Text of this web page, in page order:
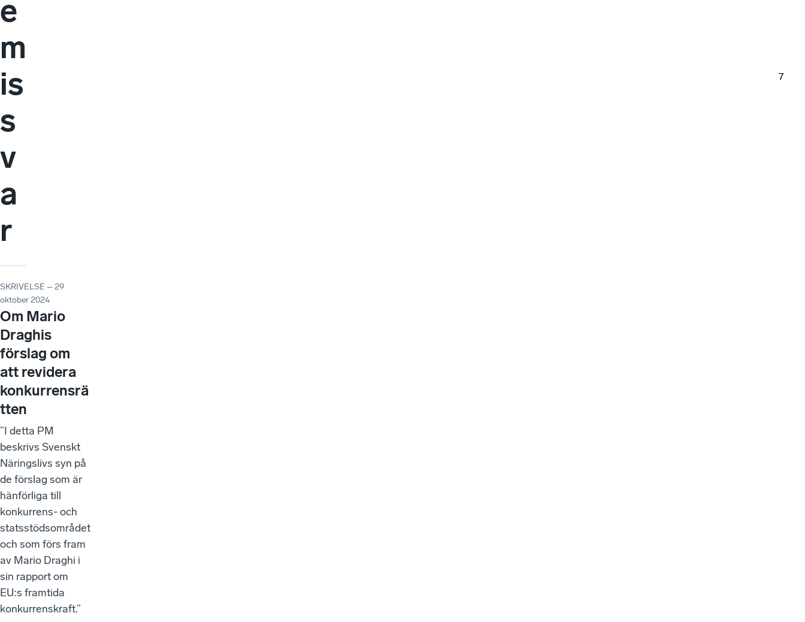
e
m
is
s
v
a
r
7
SKRIVELSE – 29
oktober 2024
Om Mario
Draghis
förslag om
att revidera
konkurrensrä
tten
”I detta PM
beskrivs Svenskt
Näringslivs syn på
de förslag som är
hänförliga till
konkurrens- och
statsstödsområdet
och som förs fram
av Mario Draghi i
sin rapport om
EU:s framtida
konkurrenskraft.”